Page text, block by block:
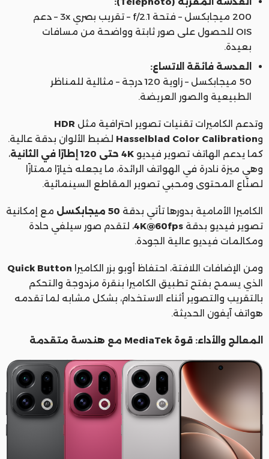
200 ميجابكسل – فتحة f/2.1 – تقريب بصري 3x – دعم
OIS للحصول على صور ثابتة وواضحة من مسافات
بعيدة.
العدسة فائقة الاتساع:
50 ميجابكسل – زاوية 120 درجة – مثالية للمناظر
الطبيعية والصور العريضة.
وتدعم الكاميرات تقنيات تصوير احترافية مثل HDR
وHasselblad Color Calibration لضبط الألوان بدقة عالية.
كما يدعم الهاتف تصوير فيديو 4K حتى 120 إطارًا في الثانية
،
وهي ميزة نادرة في الهواتف الرائدة، ما يجعله خيارًا ممتازًا
لصنّاع المحتوى ومحبي تصوير المقاطع السينمائية.
الكاميرا الأمامية بدورها تأتي بدقة 50 ميجابكسل
مع إمكانية
تصوير فيديو بدقة 4K@60fps، لتقدم صور سيلفي حادة
ومكالمات فيديو عالية الجودة.
ومن الإضافات اللافتة، احتفاظ أوبو بزر الكاميرا Quick Button
الذي يسمح بفتح تطبيق الكاميرا بنقرة مزدوجة والتحكم
بالتقريب والتصوير أثناء الاستخدام، بشكل مشابه لما تقدمه
هواتف آيفون الحديثة.
المعالج والأداء: قوة MediaTek مع هندسة متقدمة